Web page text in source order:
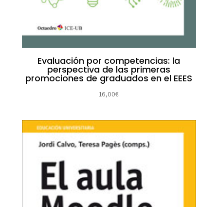
Evaluación por competencias: la
perspectiva de las primeras
promociones de graduados en el EEES
16,00€